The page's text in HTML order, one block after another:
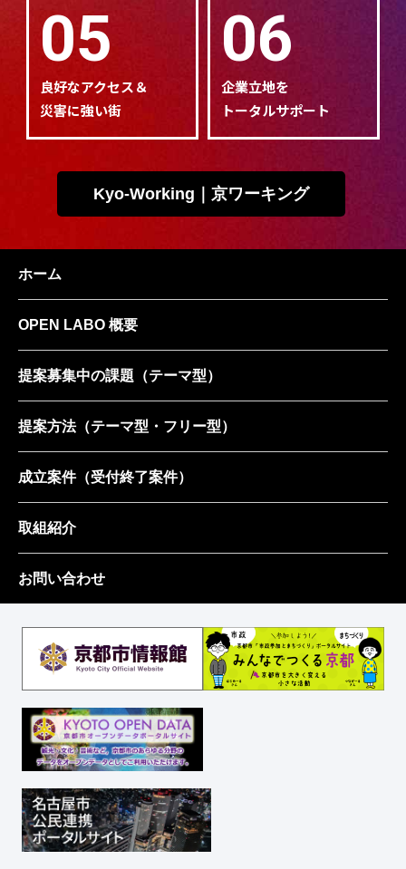
05
良好なアクセス＆
災害に強い街
06
企業立地を
トータルサポート
Kyo-Working｜京ワーキング
ホーム
OPEN LABO 概要
提案募集中の課題 （テーマ型）
提案方法（テーマ型・フリー型）
成立案件（受付終了案件）
取組紹介
お問い合わせ